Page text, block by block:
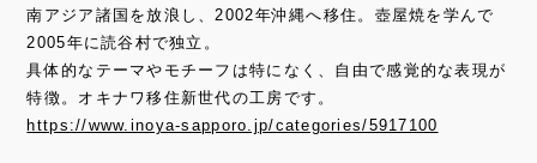
南アジア諸国を放浪し、2002年沖縄へ移住。壺屋焼を学んで
2005年に読谷村で独立。
具体的なテーマやモチーフは特になく、自由で感覚的な表現が
特徴。オキナワ移住新世代の工房です。
https://www.inoya-sapporo.jp/categories/5917100